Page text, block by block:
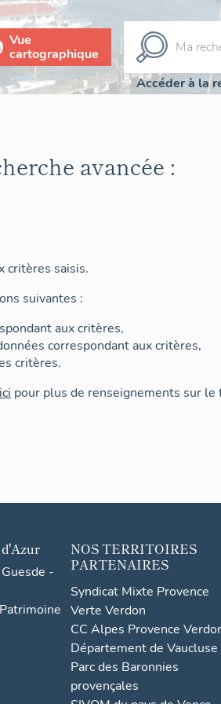
Vue
cartographique
Accéder à la
avancée :
critères saisis.
suivantes :
aux critères,
correspondant aux critères,
critères.
ici pour plus de renseignements sur
-
NOS TERRITOIRES
PARTENAIRES
Syndicat Mixte Provence
Verte Verdon
CC Alpes Provence
Département de Vaucluse
Parc des Baronnies
provençales